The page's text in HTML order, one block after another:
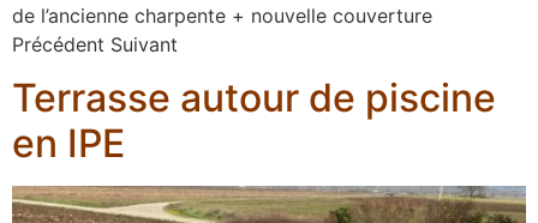
de l’ancienne charpente + nouvelle couverture
Précédent Suivant
Terrasse autour de piscine
en IPE